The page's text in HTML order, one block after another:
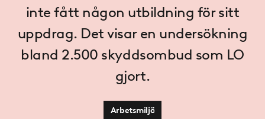
inte fått någon utbildning för sitt
uppdrag. Det visar en undersökning
bland 2.500 skyddsombud som LO
gjort.
Arbetsmiljö